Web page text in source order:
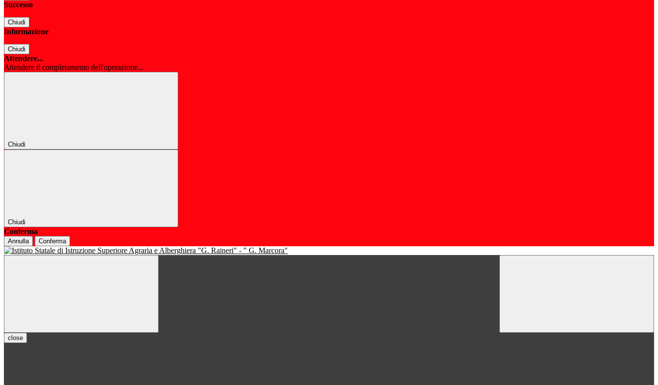
Successo
Chiudi
Informazione
Chiudi
Attendere...
Attendere il completamento dell'operazione...
Chiudi
Chiudi
Conferma
Annulla Conferma
close